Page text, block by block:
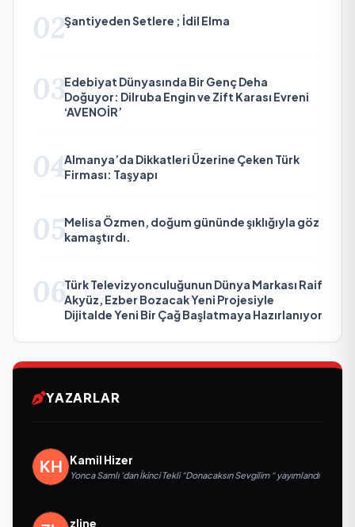
02Şantiyeden Setlere ; İdil Elma
03Edebiyat Dünyasında Bir Genç Deha
Doğuyor: Dilruba Engin ve Zift Karası Evreni
‘AVENOİR’
04Almanya’da Dikkatleri Üzerine Çeken Türk
Firması: Taşyapı
05Melisa Özmen, doğum gününde şıklığıyla göz
kamaştırdı.
06Türk Televizyonculuğunun Dünya Markası Raif
Akyüz, Ezber Bozacak Yeni Projesiyle
Dijitalde Yeni Bir Çağ Başlatmaya Hazırlanıyor
YAZARLAR
Kamil Hizer
Yonca Samlı ‘dan İkinci Tekli “Donacaksın Sevgilim “ yayımlandı
zline